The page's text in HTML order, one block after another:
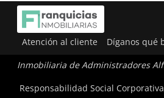
Atención al cliente Díganos qué
Inmobiliaria de Administradores
Responsabilidad Social Corporativa